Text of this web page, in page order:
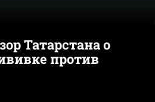
Татарстана о
против